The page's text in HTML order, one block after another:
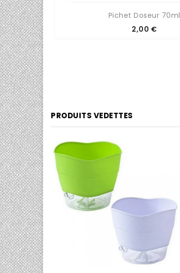
Pichet Doseur 70ml
Prix
2,00 €
PRODUITS VEDETTES
 0/5  0/5